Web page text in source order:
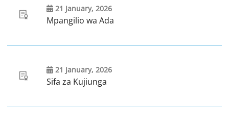
21 January, 2026
Mpangilio wa Ada
21 January, 2026
Sifa za Kujiunga